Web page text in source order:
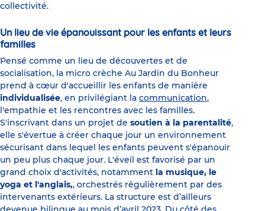
collectivité.
Un lieu de vie épanouissant pour les enfants et leurs
familles
Pensé comme un lieu de découvertes et de
socialisation, la micro crèche Au Jardin du Bonheur
prend à cœur d'accueillir les enfants de manière
individualisée, en privilégiant la communication,
l'empathie et les rencontres avec les familles.
S'inscrivant dans un projet de soutien à la parentalité,
elle s'évertue à créer chaque jour un environnement
sécurisant dans lequel les enfants peuvent s'épanouir
un peu plus chaque jour. L'éveil est favorisé par un
grand choix d'activités, notamment la musique, le
yoga et l'anglais,, orchestrés régulièrement par des
intervenants extérieurs. La structure est d’ailleurs